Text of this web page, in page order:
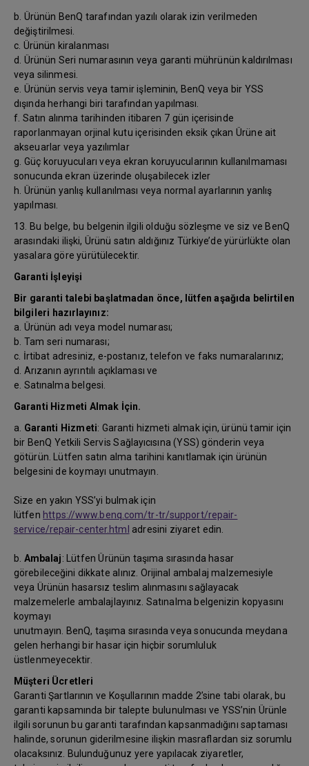
b. Ürünün BenQ tarafından yazılı olarak izin verilmeden
değiştirilmesi.
c. Ürünün kiralanması
d. Ürünün Seri numarasının veya garanti mührünün kaldırılması
veya silinmesi.
e. Ürünün servis veya tamir işleminin, BenQ veya bir YSS
dışında herhangi biri tarafından yapılması.
f. Satın alınma tarihinden itibaren 7 gün içerisinde
raporlanmayan orjinal kutu içerisinden eksik çıkan Ürüne ait
akseuarlar veya yazılımlar
g. Güç koruyucuları veya ekran koruyucularının kullanılmaması
sonucunda ekran üzerinde oluşabilecek izler
h. Ürünün yanlış kullanılması veya normal ayarlarının yanlış
yapılması.
13. Bu belge, bu belgenin ilgili olduğu sözleşme ve siz ve BenQ
arasındaki ilişki, Ürünü satın aldığınız Türkiye’de yürürlükte olan
yasalara göre yürütülecektir.
Garanti İşleyişi
Bir garanti talebi başlatmadan önce, lütfen aşağıda belirtilen
bilgileri hazırlayınız:
a. Ürünün adı veya model numarası;
b. Tam seri numarası;
c. İrtibat adresiniz, e-postanız, telefon ve faks numaralarınız;
d. Arızanın ayrıntılı açıklaması ve
e. Satınalma belgesi.
Garanti Hizmeti Almak İçin.
a. Garanti Hizmeti: Garanti hizmeti almak için, ürünü tamir için
bir BenQ Yetkili Servis Sağlayıcısına (YSS) gönderin veya
götürün. Lütfen satın alma tarihini kanıtlamak için ürünün
belgesini de koymayı unutmayın.
Size en yakın YSS’yi bulmak için
lütfen https://www.benq.com/tr-tr/support/repair-
service/repair-center.html adresini ziyaret edin.
b. Ambalaj: Lütfen Ürünün taşıma sırasında hasar
görebileceğini dikkate alınız. Orijinal ambalaj malzemesiyle
veya Ürünün hasarsız teslim alınmasını sağlayacak
malzemelerle ambalajlayınız. Satınalma belgenizin kopyasını
koymayı
unutmayın. BenQ, taşıma sırasında veya sonucunda meydana
gelen herhangi bir hasar için hiçbir sorumluluk
üstlenmeyecektir.
Müşteri Ücretleri
Garanti Şartlarının ve Koşullarının madde 2’sine tabi olarak, bu
garanti kapsamında bir talepte bulunulması ve YSS’nin Ürünle
ilgili sorunun bu garanti tarafından kapsanmadığını saptaması
halinde, sorunun giderilmesine ilişkin masraflardan siz sorumlu
olacaksınız. Bulunduğunuz yere yapılacak ziyaretler,